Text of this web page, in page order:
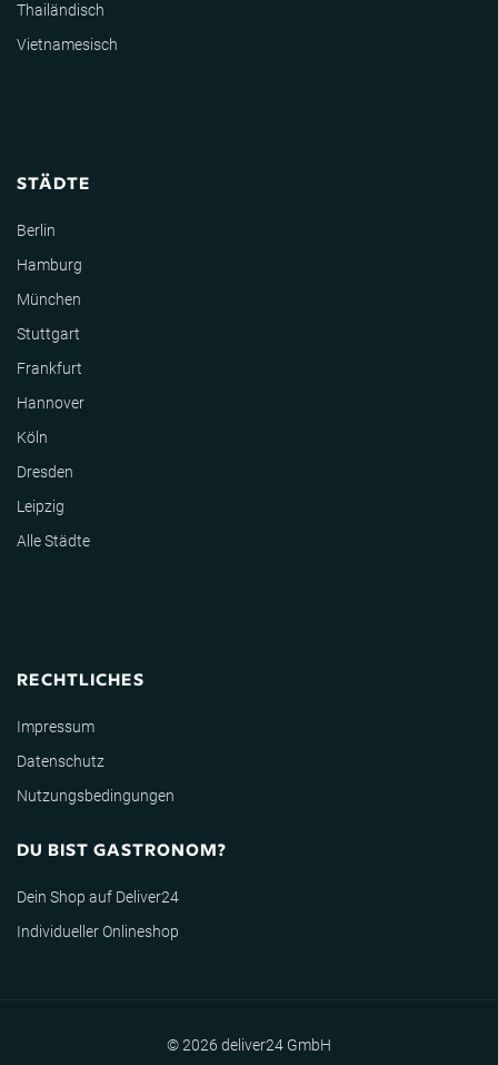
Thailändisch
Vietnamesisch
STÄDTE
Berlin
Hamburg
München
Stuttgart
Frankfurt
Hannover
Köln
Dresden
Leipzig
Alle Städte
RECHTLICHES
Impressum
Datenschutz
Nutzungsbedingungen
DU BIST GASTRONOM?
Dein Shop auf Deliver24
Individueller Onlineshop
© 2026 deliver24 GmbH